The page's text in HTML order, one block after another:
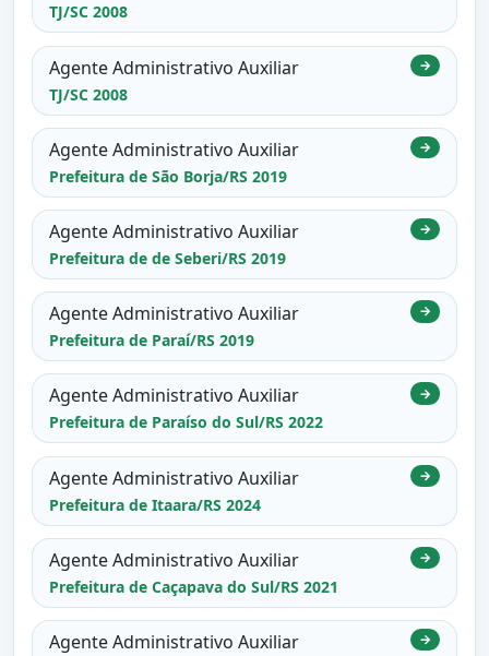
TJ/SC 2008
Agente Administrativo Auxiliar
TJ/SC 2008
→
Agente Administrativo Auxiliar
Prefeitura de São Borja/RS 2019
→
Agente Administrativo Auxiliar
Prefeitura de de Seberi/RS 2019
→
Agente Administrativo Auxiliar
Prefeitura de Paraí/RS 2019
→
Agente Administrativo Auxiliar
Prefeitura de Paraíso do Sul/RS 2022
→
Agente Administrativo Auxiliar
Prefeitura de Itaara/RS 2024
→
Agente Administrativo Auxiliar
Prefeitura de Caçapava do Sul/RS 2021
→
Agente Administrativo Auxiliar →